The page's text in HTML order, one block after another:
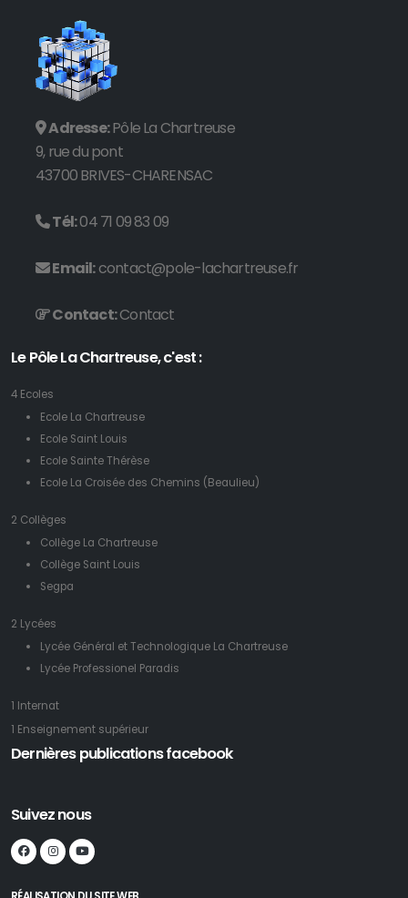
Adresse:Pôle La Chartreuse
9, rue du pont
43700 BRIVES-CHARENSAC
Tél:04 71 09 83 09
Email:contact@pole-lachartreuse.fr
Contact:Contact
Le Pôle La Chartreuse, c'est :
4 Ecoles
Ecole La Chartreuse
Ecole Saint Louis
Ecole Sainte Thérèse
Ecole La Croisée des Chemins (Beaulieu)
2 Collèges
Collège La Chartreuse
Collège Saint Louis
Segpa
2 Lycées
Lycée Général et Technologique La Chartreuse
Lycée Professionel Paradis
1 Internat
1 Enseignement supérieur
Dernières publications facebook
Suivez nous